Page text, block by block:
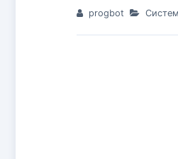
progbot